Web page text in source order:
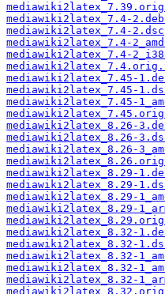
mediawiki2latex_7.4-
mediawiki2latex_7.4-2.dsc
mediawiki2latex_7.4-
mediawiki2latex_7.4-
mediawiki2latex_7.45-
mediawiki2latex_7.45-
mediawiki2latex_7.45-
mediawiki2latex_8.26-
mediawiki2latex_8.26-
mediawiki2latex_8.26-
mediawiki2latex_8.29-
mediawiki2latex_8.29-
mediawiki2latex_8.29-
mediawiki2latex_8.29-
mediawiki2latex_8.32-
mediawiki2latex_8.32-
mediawiki2latex_8.32-
mediawiki2latex_8.32-
mediawiki2latex_8.32-